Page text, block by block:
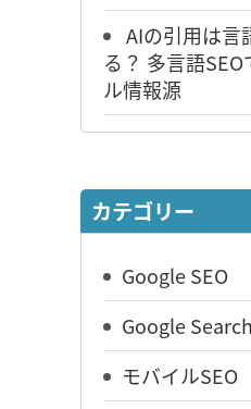
AIの引用は言
る？ 多言語
ル情報源
カテゴリー
Google SEO
Google
モバイルSEO